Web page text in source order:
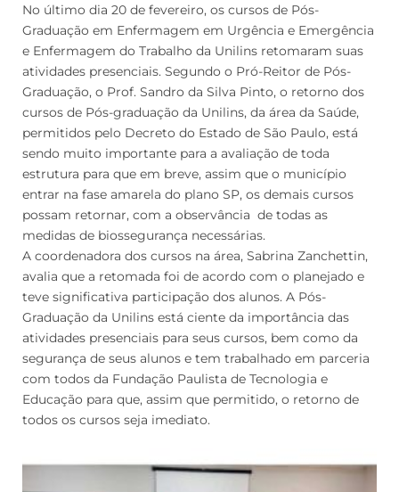
No último dia 20 de fevereiro, os cursos de Pós-
Graduação em Enfermagem em Urgência e Emergência
e Enfermagem do Trabalho da Unilins retomaram suas
atividades presenciais. Segundo o Pró-Reitor de Pós-
Graduação, o Prof. Sandro da Silva Pinto, o retorno dos
cursos de Pós-graduação da Unilins, da área da Saúde,
permitidos pelo Decreto do Estado de São Paulo, está
sendo muito importante para a avaliação de toda
estrutura para que em breve, assim que o município
entrar na fase amarela do plano SP, os demais cursos
possam retornar, com a observância de todas as
medidas de biossegurança necessárias.
A coordenadora dos cursos na área, Sabrina Zanchettin,
avalia que a retomada foi de acordo com o planejado e
teve significativa participação dos alunos. A Pós-
Graduação da Unilins está ciente da importância das
atividades presenciais para seus cursos, bem como da
segurança de seus alunos e tem trabalhado em parceria
com todos da Fundação Paulista de Tecnologia e
Educação para que, assim que permitido, o retorno de
todos os cursos seja imediato.